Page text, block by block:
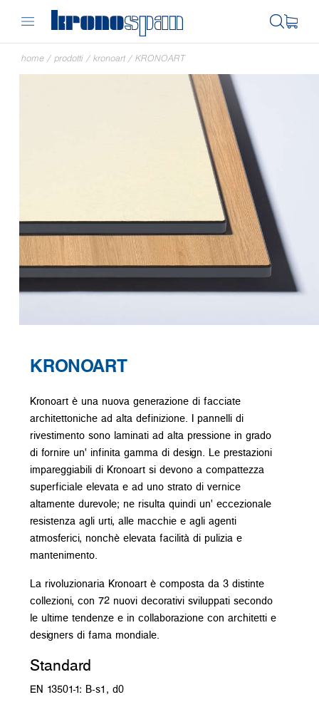
home / prodotti / kronoart / KRONOART
KRONOART
Kronoart è una nuova generazione di facciate
architettoniche ad alta definizione. I pannelli di
rivestimento sono laminati ad alta pressione in grado
di fornire un' infinita gamma di design. Le prestazioni
impareggiabili di Kronoart si devono a compattezza
superficiale elevata e ad uno strato di vernice
altamente durevole; ne risulta quindi un' eccezionale
resistenza agli urti, alle macchie e agli agenti
atmosferici, nonchè elevata facilità di pulizia e
mantenimento.
La rivoluzionaria Kronoart è composta da 3 distinte
collezioni, con 72 nuovi decorativi sviluppati secondo
le ultime tendenze e in collaborazione con architetti e
designers di fama mondiale.
Standard
EN 13501-1: B-s1, d0